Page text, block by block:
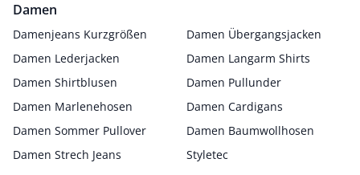
Damen
Damenjeans Kurzgrößen
Damen Übergangsjacken
Damen Lederjacken
Damen Langarm Shirts
Damen Shirtblusen
Damen Pullunder
Damen Marlenehosen
Damen Cardigans
Damen Sommer Pullover
Damen Baumwollhosen
Damen Strech Jeans
Styletec